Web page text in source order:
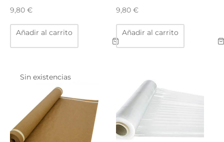
9,80 €
Añadir al carrito
9,80 €
Añadir al carrito
Sin existencias